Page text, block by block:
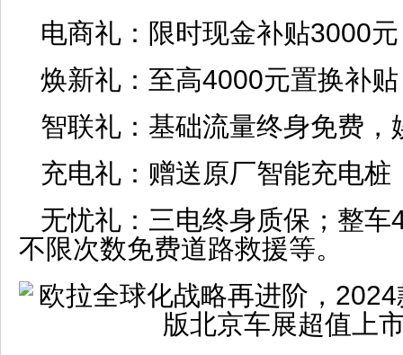
电商礼：限时现金补贴3000
焕新礼：至高4000元置换补
智联礼：基础流量终身免费，
充电礼：赠送原厂智能充电桩
无忧礼：三电终身质保；整车
不限次数免费道路救援等。